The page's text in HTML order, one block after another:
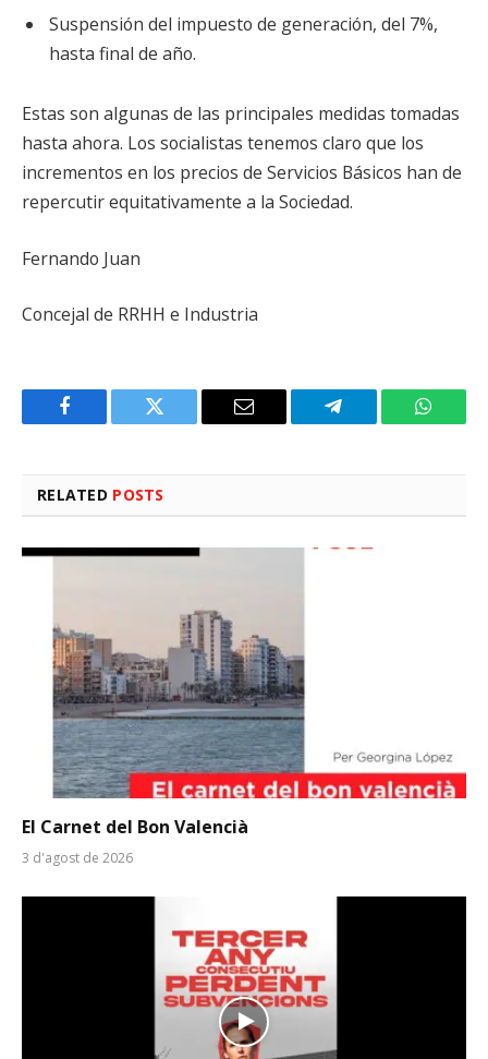
Suspensión del impuesto de generación, del 7%,
hasta final de año.
Estas son algunas de las principales medidas tomadas
hasta ahora. Los socialistas tenemos claro que los
incrementos en los precios de Servicios Básicos han de
repercutir equitativamente a la Sociedad.
Fernando Juan
Concejal de RRHH e Industria
Facebook Twitter Email Telegram
RELATED POSTS
El Carnet del Bon Valencià
3 d'agost de 2026